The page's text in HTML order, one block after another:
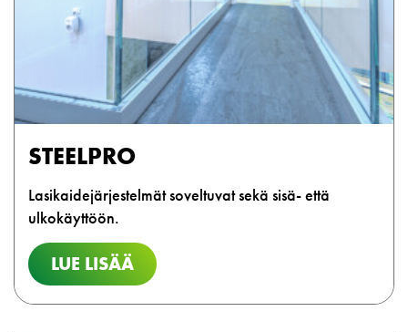
STEELPRO
Lasikaidejärjestelmät soveltuvat sekä sisä- että
ulkokäyttöön.
LUE LISÄÄ